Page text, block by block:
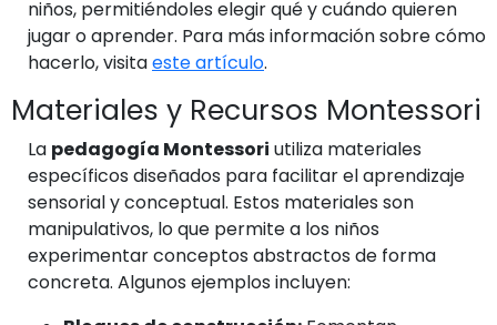
niños, permitiéndoles elegir qué y cuándo quieren
jugar o aprender. Para más información sobre cómo
hacerlo, visitaeste artículo.
Materiales y Recursos Montessori
La pedagogía Montessori utiliza materiales
específicos diseñados para facilitar el aprendizaje
sensorial y conceptual. Estos materiales son
manipulativos, lo que permite a los niños
experimentar conceptos abstractos de forma
concreta. Algunos ejemplos incluyen: